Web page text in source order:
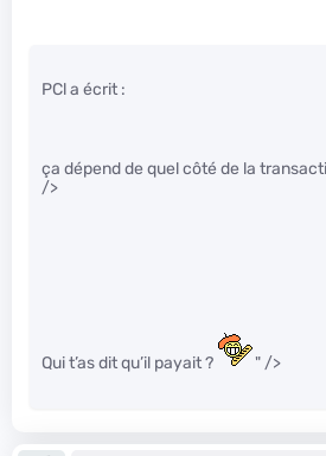
PCl a écrit :
ça dépend de quel côté de la
/>
Qui t’as dit qu’il payait ? " />